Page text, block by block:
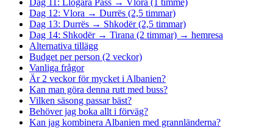
Dag 12: Vlora → Durrës (2,5 timmar)
Dag 13: Durrës → Shkodër (2,5 timmar)
Dag 14: Shkodër → Tirana (2 timmar) → hemresa
Alternativa tillägg
Budget per person (2 veckor)
Vanliga frågor
Är 2 veckor för mycket i Albanien?
Kan man göra denna rutt med buss?
Vilken säsong passar bäst?
Behöver jag boka allt i förväg?
Kan jag kombinera Albanien med grannländerna?